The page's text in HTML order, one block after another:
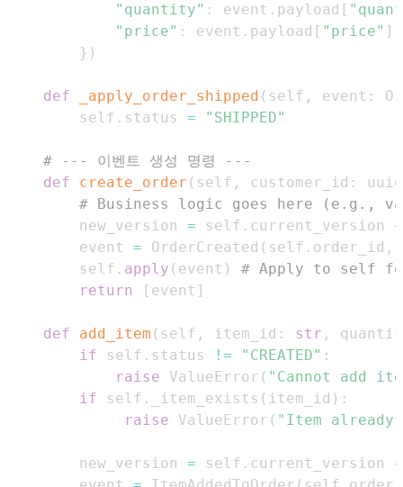
"quantity" : event . payload [
"price" : event . payload [ "price" ]
} )
def _apply_order_shipped ( self , event :
        self
. status = "SHIPPED"
# --- 이벤트 생성 명령 ---
def
create_order ( self , customer_id :
uuid
# Business logic goes here (e.g.,
        new_version
= self . current_version +
        event
= OrderCreated ( self . order_id ,
        self
. apply ( event )
# Apply to self
return
[ event ]
def add_item ( self , item_id : str ,
if self . status != "CREATED" :
raise ValueError ( "Cannot add
if self . _item_exists ( item_id ) :
raise ValueError ( "Item
        new_version
= self . current_version +